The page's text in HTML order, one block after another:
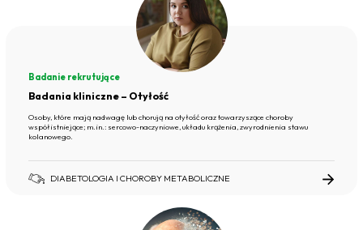
Badanie rekrutujące
Badania kliniczne – Otyłość
Osoby, które mają nadwagę lub chorują na otyłość oraz towarzyszące choroby
współistniejące; m.in.: sercowo-naczyniowe, układu krążenia, zwyrodnienia stawu
kolanowego.
DIABETOLOGIA I CHOROBY METABOLICZNE